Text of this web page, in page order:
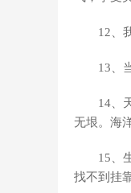
12、
13、
14、
无垠。海
15、
找不到挂